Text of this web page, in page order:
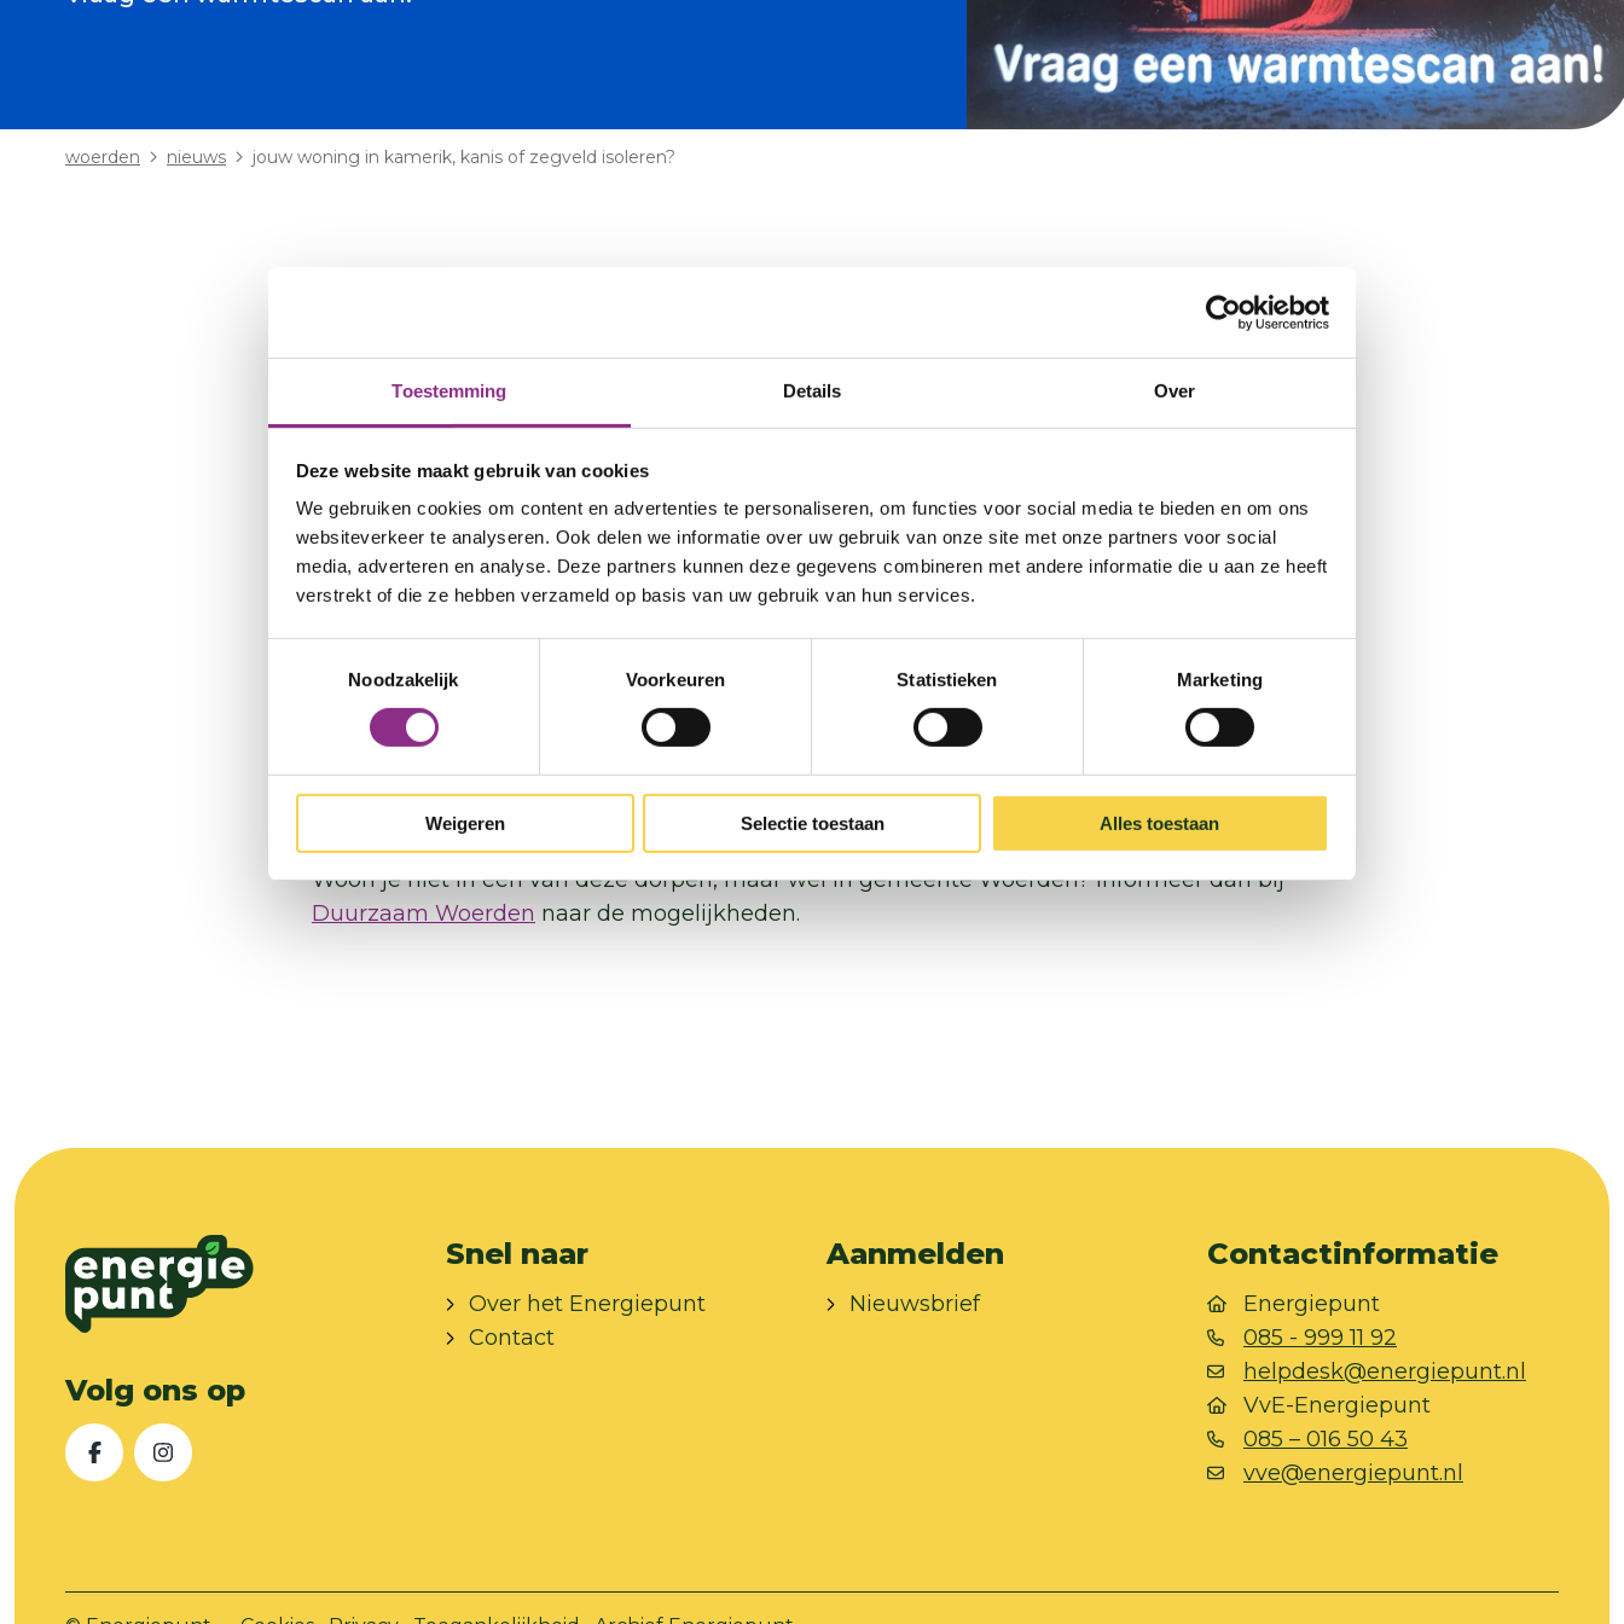
Toestemming Details Over
Deze website maakt gebruik van cookies
We gebruiken cookies om content en advertenties te personaliseren, om functies voor social media te bieden en om ons
websiteverkeer te analyseren. Ook delen we informatie over uw gebruik van onze site met onze partners voor social
media, adverteren en analyse. Deze partners kunnen deze gegevens combineren met andere informatie die u aan ze heeft
verstrekt of die ze hebben verzameld op basis van uw gebruik van hun services.
Noodzakelijk
Voorkeuren Statistieken Marketing
Weigeren Selectie toestaan Alles toestaan
Kruimelpad
woerden nieuws jouw woning in kamerik, kanis of zegveld isoleren?
Denk je aan isoleren? Heel goed, want het is dé eerste stap om te besparen.
Heb je een koopwoning in Kamerik, Kanis of Zegveld? Meld je dan nu aan voor een
warmtescan. Een warmtescan brengt in beeld waar er warmte weglekt. Dat helpt om
De warmtescans zijn een initiatief van bewonersinitiatieven Warm Kamerik en Zegveld
Duurzaam.
Aanmelden warmtescan Zegveld
De initiatieven organiseren op 24 februari (De Milandhof, Zegveld) en 26 februari
(Schulenburch, Kamerik) een informatiebijeenkomst. Je krijgt dan een toelichting en advies
over isoleren en subsidies. Hierover volgt later meer informatie.
Woon je niet in één van deze dorpen, maar wel in gemeente Woerden? Informeer dan bij
Duurzaam Woerden naar de mogelijkheden.
Volg ons op
FacebookInstagram
Snel naar
Over het Energiepunt
Contact
Aanmelden
Nieuwsbrief
Contactinformatie
Energiepunt
085 - 999 11 92
helpdesk@energiepunt.nl
VvE-Energiepunt
085 – 016 50 43
vve@energiepunt.nl